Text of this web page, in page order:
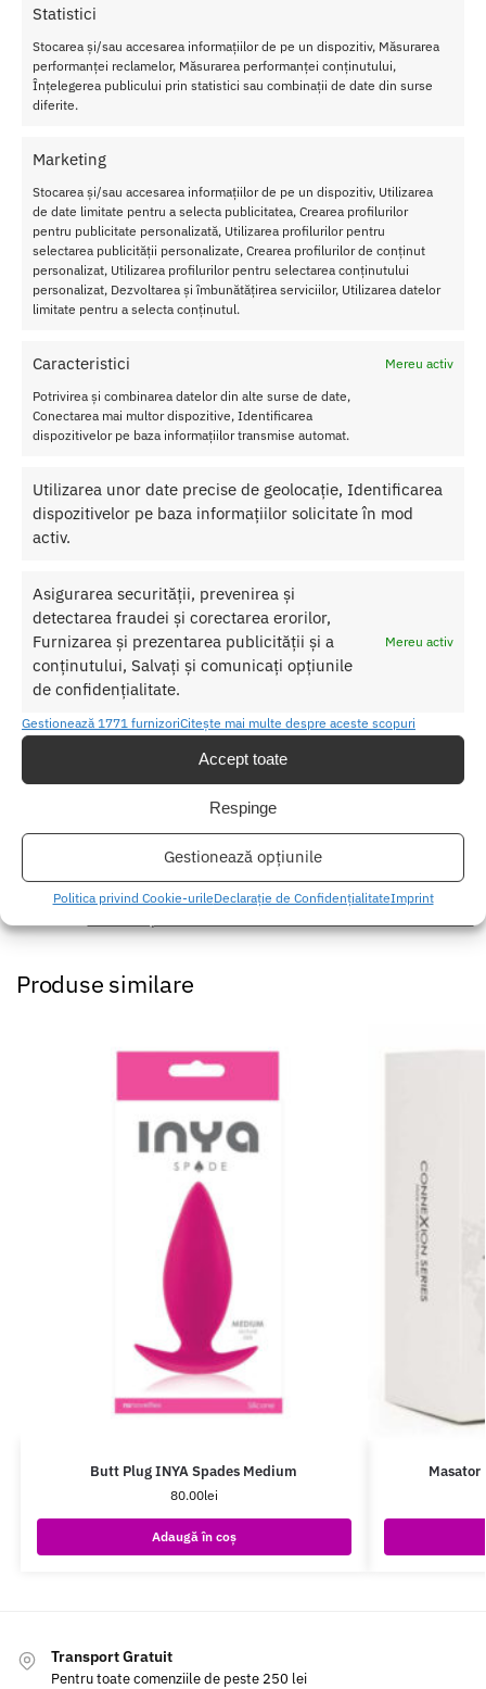
Statistici
Stocarea și/sau accesarea informațiilor de pe un dispozitiv, Măsurarea
performanței reclamelor, Măsurarea performanței conținutului,
Înțelegerea publicului prin statistici sau combinații de date din surse
diferite.
Marketing
Stocarea și/sau accesarea informațiilor de pe un dispozitiv, Utilizarea
de date limitate pentru a selecta publicitatea, Crearea profilurilor
pentru publicitate personalizată, Utilizarea profilurilor pentru
selectarea publicității personalizate, Crearea profilurilor de conținut
personalizat, Utilizarea profilurilor pentru selectarea conținutului
personalizat, Dezvoltarea și îmbunătățirea serviciilor, Utilizarea datelor
limitate pentru a selecta conținutul.
Caracteristici
Mereu activ
Potrivirea și combinarea datelor din alte surse de date,
Conectarea mai multor dispozitive, Identificarea
dispozitivelor pe baza informațiilor transmise automat.
Utilizarea unor date precise de geolocație, Identificarea
dispozitivelor pe baza informațiilor solicitate în mod
activ.
Asigurarea securității, prevenirea și
detectarea fraudei și corectarea erorilor,
Furnizarea și prezentarea publicității și a
conținutului, Salvați și comunicați opțiunile
de confidențialitate.
Mereu activ
Gestionează 1771 furnizoriCitește mai multe despre aceste scopuri
Accept toate
Respinge
Gestionează opțiunile
Politica privind Cookie-urileDeclarație de ConfidențialitateImprint
y Cleaner29 ml
Anal Ease Insertz Cream
1x Manusa de Nitril
Collection P-Motion
Lungime Inserabila:
Material:Silicon
Reincarcabil
Nu lasati produsul la indemana copiilor.
Nu uitati sa curatati produsul inainte si dupa fiecare utilizare cu apa
calda si sapun. Pentru o igienizare suplimentara puteti utiliza un
603912751642
Categorii: Masatoare prostata,BUTT PLUG
Produse similare
Butt Plug INYA Spades Medium
80.00lei
Adaugă în coș
Masator
Transport Gratuit
Pentru toate comenziile de peste 250 lei